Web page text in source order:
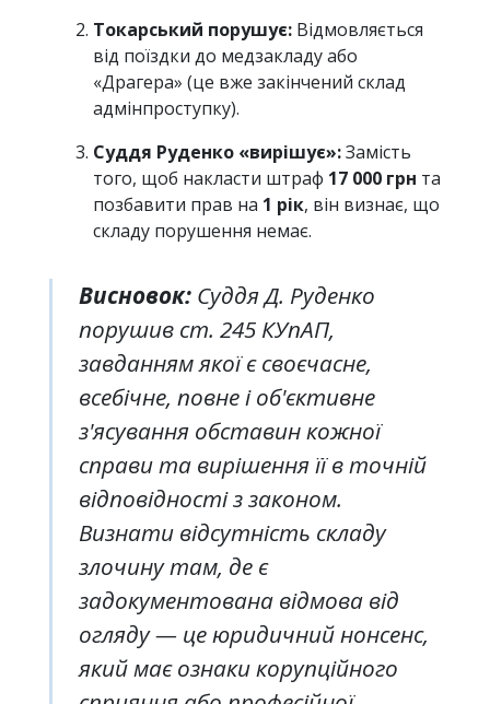
Токарський порушує: Відмовляється
від поїздки до медзакладу або
«Драгера» (це вже закінчений склад
адмінпроступку).
Суддя Руденко «вирішує»:Замість
того, щоб накласти штраф 17 000 грн та
позбавити прав на 1 рік, він визнає, що
складу порушення немає.
Висновок: Суддя Д. Руденко
порушив ст. 245 КУпАП,
завданням якої є своєчасне,
всебічне, повне і об'єктивне
з'ясування обставин кожної
справи та вирішення її в точній
відповідності з законом.
Визнати відсутність складу
злочину там, де є
задокументована відмова від
огляду — це юридичний нонсенс,
який має ознаки корупційного